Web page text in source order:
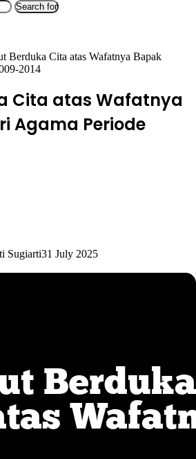
Search for
Berduka Cita atas Wafatnya Bapak
2014
Cita atas Wafatnya
Agama Periode
Sugiarti31 July 2025